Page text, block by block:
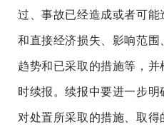
过、事故已经造成或者可
和直接经济损失、影响范
趋势和已采取的措施等，
时续报。续报中要进一步
对处置所采取的措施、取